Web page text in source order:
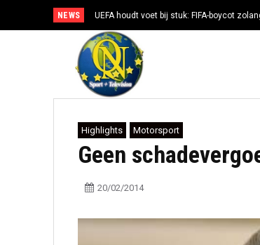
NEWS UEFA houdt voet bij stuk: FIFA-boycot
Highlights Motorsport
Geen
20/02/2014